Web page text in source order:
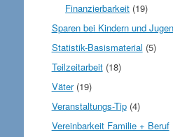
Finanzierbarkeit (19)
Sparen bei Kindern und
Statistik-Basismaterial (5)
Teilzeitarbeit(18)
Väter(19)
Veranstaltungs-Tip(4)
Vereinbarkeit Familie + Beruf